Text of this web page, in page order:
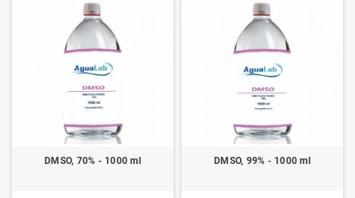
DMSO, 70% - 1000 ml DMSO, 99% - 1000 ml